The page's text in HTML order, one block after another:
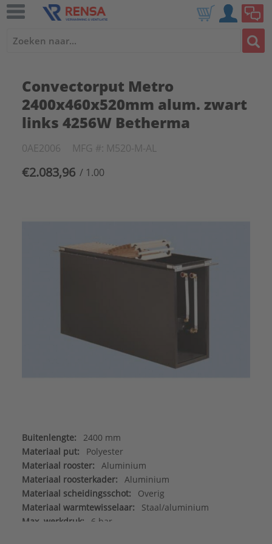
Convectorput Metro
2400x460x520mm alum. zwart
links 4256W Betherma
0AE2006 MFG #: M520-M-AL
€2.083,96 / 1.00
Buitenlengte:
2400 mm
Materiaal put:
Polyester
Materiaal rooster:
Aluminium
Materiaal roosterkader:
Aluminium
Materiaal scheidingsschot:
Overig
Materiaal warmtewisselaar:
Staal/aluminium
Max. werkdruk:
6 bar